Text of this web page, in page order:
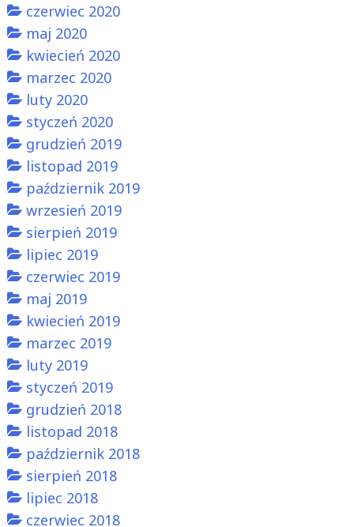
czerwiec 2020
maj 2020
kwiecień 2020
marzec 2020
luty 2020
styczeń 2020
grudzień 2019
listopad 2019
październik 2019
wrzesień 2019
sierpień 2019
lipiec 2019
czerwiec 2019
maj 2019
kwiecień 2019
marzec 2019
luty 2019
styczeń 2019
grudzień 2018
listopad 2018
październik 2018
sierpień 2018
lipiec 2018
czerwiec 2018